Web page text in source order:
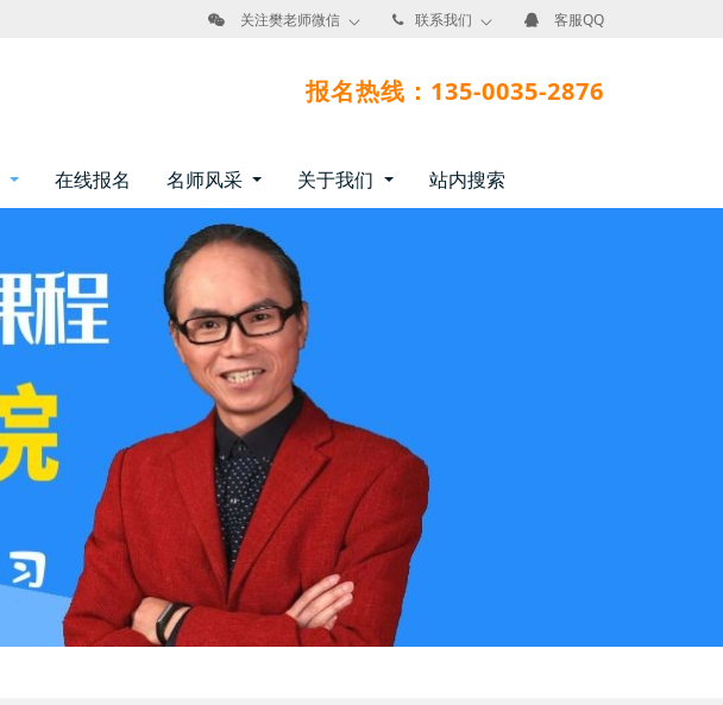
关注樊老师微信 联系我们 客服QQ
报名热线：135-0035-2876
在线报名 名师风采 关于我们 站内搜索